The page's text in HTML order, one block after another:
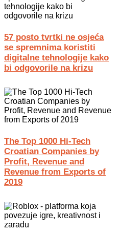
57 posto tvrtki ne osjeća
se spremnima koristiti
digitalne tehnologije kako
bi odgovorile na krizu
The Top 1000 Hi-Tech
Croatian Companies by
Profit, Revenue and
Revenue from Exports of
2019